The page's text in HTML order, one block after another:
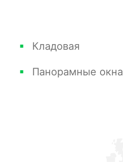
Кладовая
Панорамные окна